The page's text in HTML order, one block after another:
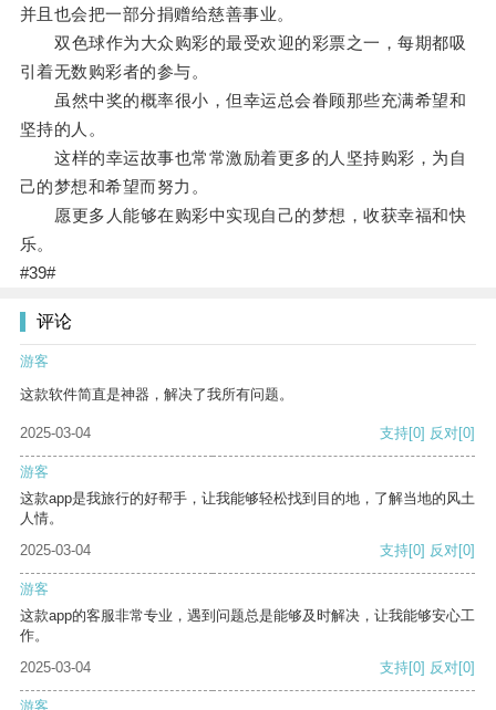
并且也会把一部分捐赠给慈善事业。
双色球作为大众购彩的最受欢迎的彩票之一，每期都吸
引着无数购彩者的参与。
虽然中奖的概率很小，但幸运总会眷顾那些充满希望和
坚持的人。
这样的幸运故事也常常激励着更多的人坚持购彩，为自
己的梦想和希望而努力。
愿更多人能够在购彩中实现自己的梦想，收获幸福和快
乐。
#39#
评论
游客
这款软件简直是神器，解决了我所有问题。
2025-03-04 支持[0] 反对[0]
游客
这款app是我旅行的好帮手，让我能够轻松找到目的地，了解当地的风土
人情。
2025-03-04
支持[0] 反对[0]
游客
这款app的客服非常专业，遇到问题总是能够及时解决，让我能够安心工
作。
2025-03-04
支持[0] 反对[0]
游客